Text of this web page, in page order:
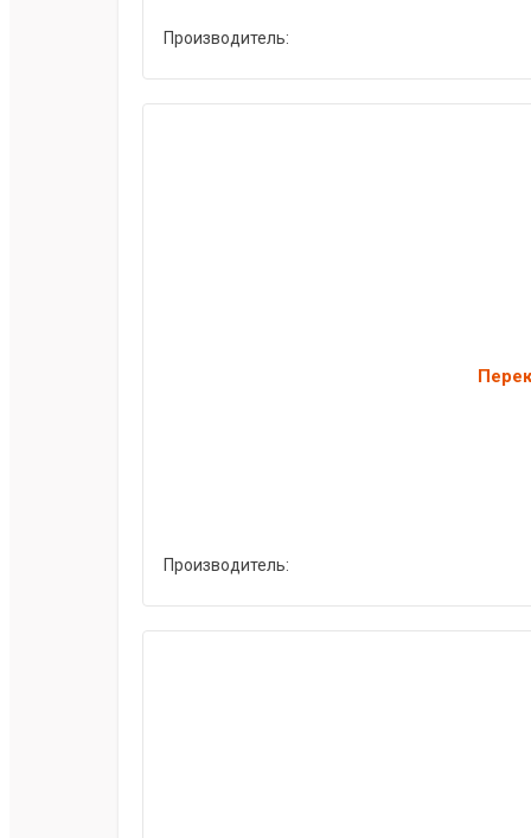
Производитель:
Производитель: